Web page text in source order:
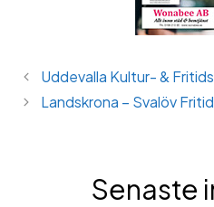
Uddevalla Kultur- &
Landskrona – Svalöv
Senaste